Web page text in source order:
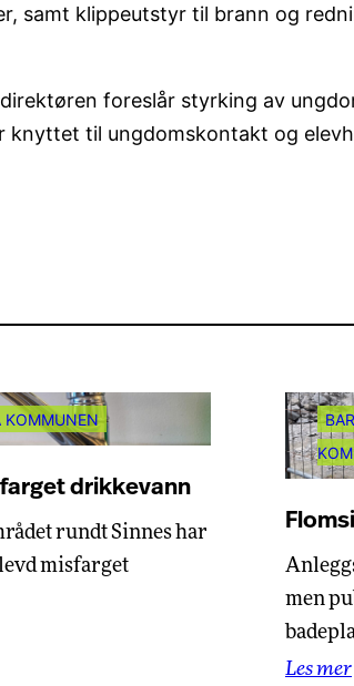
samt klippeutstyr til brann og
foreslår styrking av
knyttet til ungdomskontakt og
KOMMUNEN
drikkevann
rundt Sinnes har
misfarget
men
Les mer